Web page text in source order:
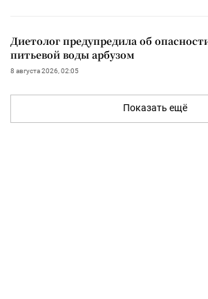
Диетолог предупредила об
питьевой воды арбузом
8 августа 2026, 02:05
Показать ещё